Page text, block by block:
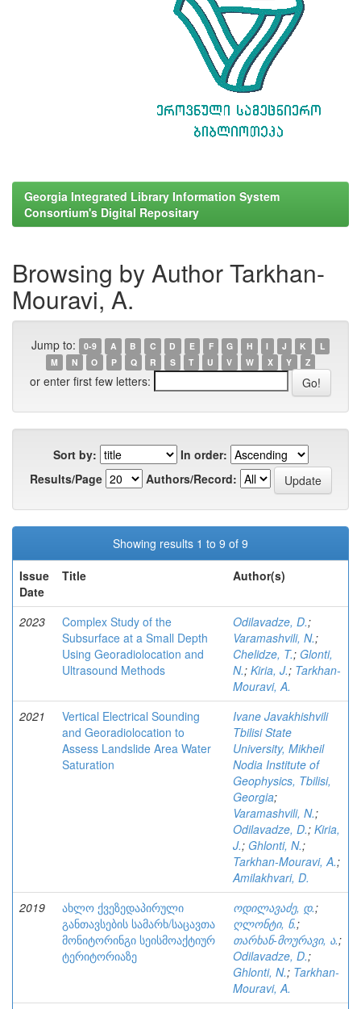
Georgia Integrated Library Information System
Consortium's Digital Repositary
Browsing by Author Tarkhan-
Mouravi, A.
Jump to: 0-9 A B C D E F G H I J K
L
M
N O P Q R S T U V W X Y Z
or enter first few letters:
Sort by:
In order:
Results/Page
Authors/Record:
Showing results 1 to 9 of 9
Issue
Date
Title Author(s)
2023
Complex Study of the
Subsurface at a Small Depth
Using Georadiolocation and
Ultrasound Methods
Odilavadze, D.;
Varamashvili, N.;
Chelidze, T.; Glonti,
N.; Kiria, J.; Tarkhan-
Mouravi, A.
2021
Vertical Electrical Sounding
and Georadiolocation to
Assess Landslide Area Water
Saturation
Ivane Javakhishvili
Tbilisi State
University, Mikheil
Nodia Institute of
Geophysics, Tbilisi,
Georgia;
Varamashvili, N.;
Odilavadze, D.; Kiria,
J.; Ghlonti, N.;
Tarkhan-Mouravi, A.;
Amilakhvari, D.
2019
ახლო ქვეზედაპირული
განთავსების სამარხ/საცავთა
მონიტორინგი სეისმოაქტიურ
ტერიტორიაზე
ოდილავაძე, დ.;
ღლონტი, ნ.;
თარხან-მოურავი, ა.;
Odilavadze, D.;
Ghlonti, N.; Tarkhan-
Mouravi, A.